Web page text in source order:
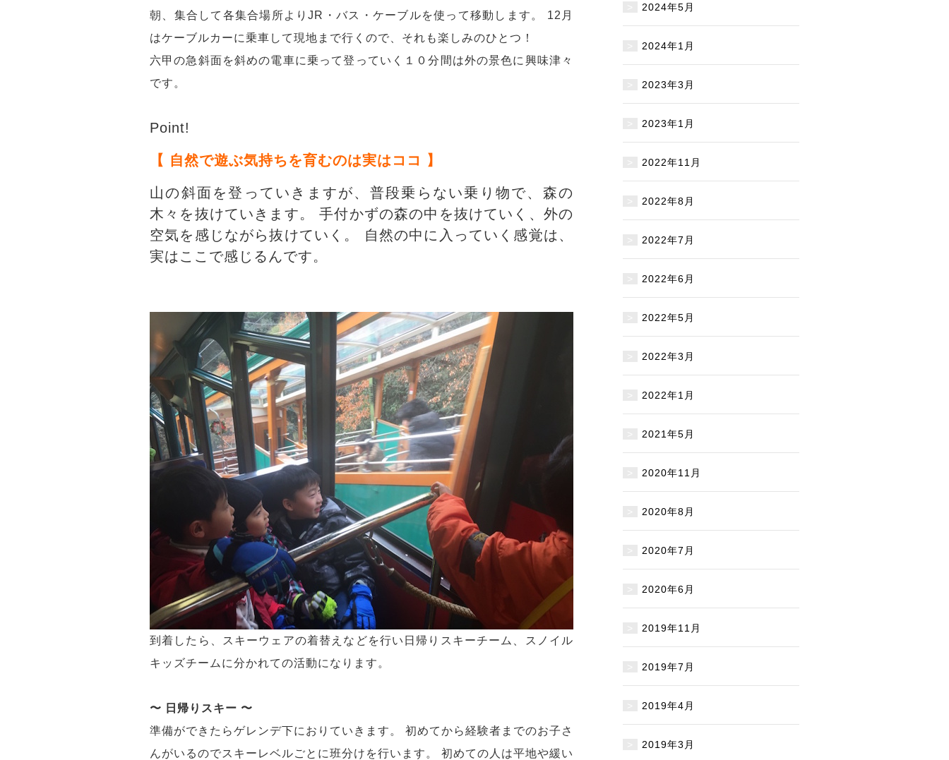
朝、集合して各集合場所よりJR・バス・ケーブルを使って移動します。 12月
はケーブルカーに乗車して現地まで行くので、それも楽しみのひとつ！
六甲の急斜面を斜めの電車に乗って登っていく１０分間は外の景色に興味津々
です。
Point!
【 自然で遊ぶ気持ちを育むのは実はココ 】
山の斜面を登っていきますが、普段乗らない乗り物で、森の
木々を抜けていきます。 手付かずの森の中を抜けていく、外の
空気を感じながら抜けていく。 自然の中に入っていく感覚は、
実はここで感じるんです。
到着したら、スキーウェアの着替えなどを行い日帰りスキーチーム、スノイル
キッズチームに分かれての活動になります。
〜 日帰りスキー 〜
準備ができたらゲレンデ下におりていきます。 初めてから経験者までのお子さ
んがいるのでスキーレベルごとに班分けを行います。 初めての人は平地や緩い
2024年5月
2024年1月
2023年3月
2023年1月
2022年11月
2022年8月
2022年7月
2022年6月
2022年5月
2022年3月
2022年1月
2021年5月
2020年11月
2020年8月
2020年7月
2020年6月
2019年11月
2019年7月
2019年4月
2019年3月